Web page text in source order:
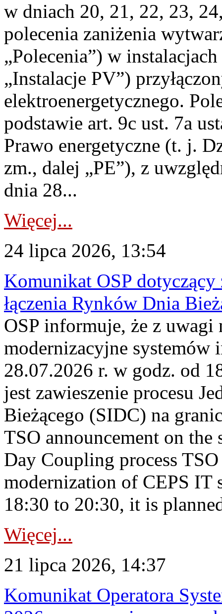
w dniach 20, 21, 22, 23,
polecenia zaniżenia
„Polecenia”) w
„Instalacje PV”)
elektroenergetycznego.
podstawie art. 9c ust. 7a
Prawo energetyczne (t. j.
zm., dalej „PE”), z
dnia 28...
Więcej...
24 lipca 2026, 13:54
Komunikat OSP dotyczący
łączenia Rynków Dnia
OSP informuje, że z uwagi
modernizacyjne
28.07.2026 r. w godz. od
jest zawieszenie procesu
Bieżącego (SIDC) na
TSO announcement on
Day Coupling process
modernization of CEPS IT
18:30 to 20:30, it is
Więcej...
21 lipca 2026, 14:37
Komunikat Operatora